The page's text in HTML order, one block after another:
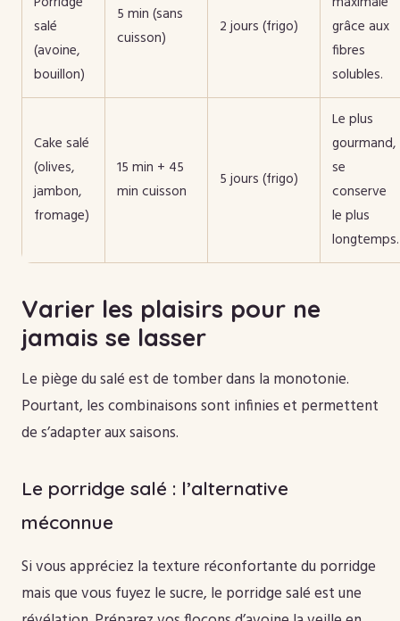
salé
(avoine,
bouillon)
5 min (sans
cuisson)
2 jours (frigo)
grâce aux
fibres
solubles.
Cake salé
(olives,
jambon,
fromage)
15 min + 45
min cuisson
5 jours (frigo)
Le plus
gourmand,
se
conserve
le plus
longtemps.
Varier les plaisirs pour ne
jamais se lasser
Le piège du salé est de tomber dans la monotonie.
Pourtant, les combinaisons sont infinies et permettent
de s’adapter aux saisons.
Le porridge salé : l’alternative
méconnue
Si vous appréciez la texture réconfortante du porridge
mais que vous fuyez le sucre, le porridge salé est une